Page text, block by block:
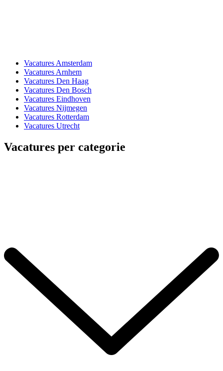
Vacatures Amsterdam
Vacatures Arnhem
Vacatures Den Haag
Vacatures Den Bosch
Vacatures Eindhoven
Vacatures Nijmegen
Vacatures Rotterdam
Vacatures Utrecht
Vacatures per categorie